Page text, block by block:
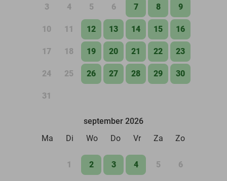
3 4 5 6 7 8 9
10 11 12 13 14 15 16
17 18 19 20 21 22 23
24 25 26 27 28 29 30
31
september 2026
Ma
Di Wo Do Vr Za Zo
1 2 3 4 5 6